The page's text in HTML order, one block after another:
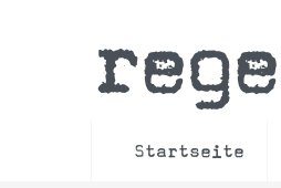
Startseite